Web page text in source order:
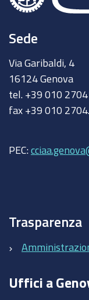
Sede
Via Garibaldi, 4
16124 Genova
tel. +39 010
fax +39 010
PEC:
Trasparenza
Uffici a